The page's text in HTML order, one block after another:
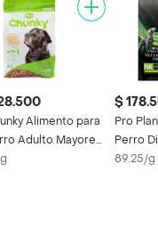
Alimento para
Adulto Mayores
a Pollo
$
Pro
Perro
89.25/g